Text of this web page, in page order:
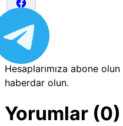
Hesaplarımıza abone
haberdar olun.
Yorumlar (0)